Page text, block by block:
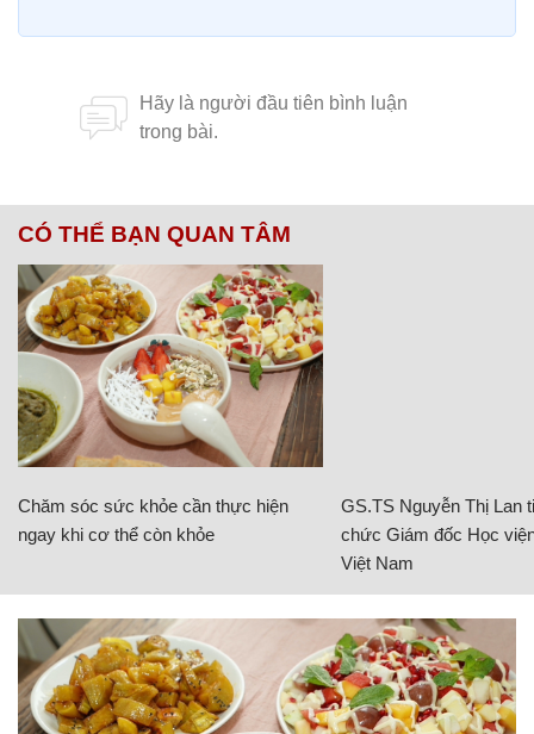
CÓ THỂ BẠN QUAN TÂM
Chăm sóc sức khỏe cần thực hiện
ngay khi cơ thể còn khỏe
GS.TS Nguyễn Thị Lan
chức Giám đốc Học
Việt Nam